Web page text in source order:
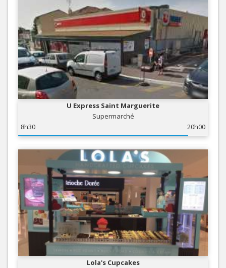
U Express Saint Marguerite
Supermarché
8h30
20h00
Lola's Cupcakes